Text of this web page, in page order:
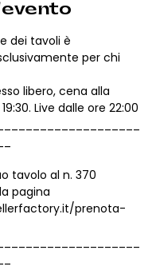
dei tavoli è
per chi
libero, cena alla
Live dalle ore 22:00
tavolo al n. 370
pagina
prenota-